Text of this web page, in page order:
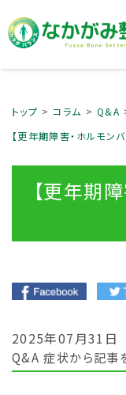
トップ コラム
Q&A
【更年期障害・ホルモン
【更年期
2025年07月31日
Q&A 症状から記事